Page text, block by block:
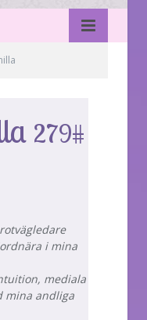
279#
i mina
mediala
mina andliga